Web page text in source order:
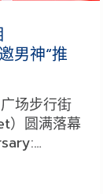
男神“推
场步行街
）圆满落幕